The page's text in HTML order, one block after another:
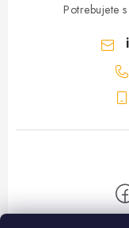
Potrebujete